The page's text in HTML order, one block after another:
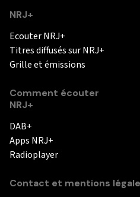
NRJ+
Ecouter NRJ+
Titres diffusés sur NRJ+
Grille et émissions
Comment écouter
NRJ+
DAB+
Apps NRJ+
Radioplayer
Contact et mentions